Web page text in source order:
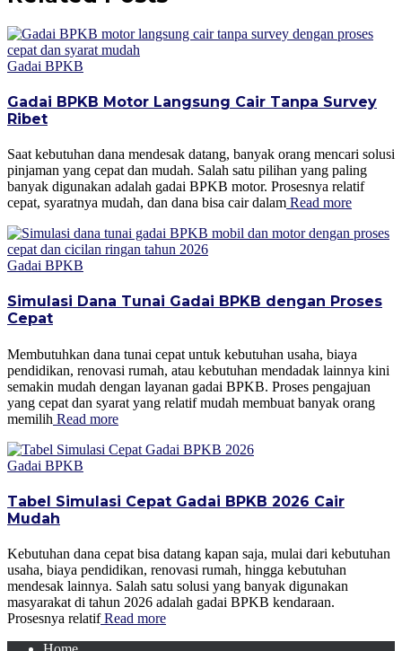
Gadai BPKB
Gadai BPKB Motor Langsung Cair Tanpa Survey
Ribet
Saat kebutuhan dana mendesak datang, banyak orang mencari solusi
pinjaman yang cepat dan mudah. Salah satu pilihan yang paling
banyak digunakan adalah gadai BPKB motor. Prosesnya relatif
cepat, syaratnya mudah, dan dana bisa cair dalam Read more
Gadai BPKB
Simulasi Dana Tunai Gadai BPKB dengan Proses
Cepat
Membutuhkan dana tunai cepat untuk kebutuhan usaha, biaya
pendidikan, renovasi rumah, atau kebutuhan mendadak lainnya kini
semakin mudah dengan layanan gadai BPKB. Proses pengajuan
yang cepat dan syarat yang relatif mudah membuat banyak orang
memilih Read more
Gadai BPKB
Tabel Simulasi Cepat Gadai BPKB 2026 Cair
Mudah
Kebutuhan dana cepat bisa datang kapan saja, mulai dari kebutuhan
usaha, biaya pendidikan, renovasi rumah, hingga kebutuhan
mendesak lainnya. Salah satu solusi yang banyak digunakan
masyarakat di tahun 2026 adalah gadai BPKB kendaraan.
Prosesnya relatifRead more